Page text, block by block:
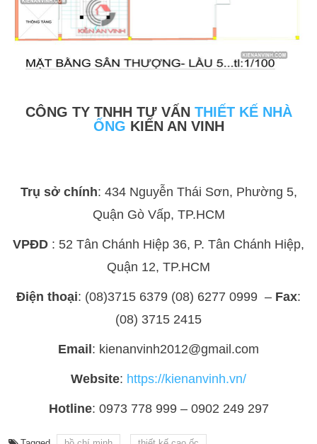
CÔNG TY TNHH TƯ VẤN THIẾT KẾ NHÀ
ỐNG KIẾN AN VINH
Trụ sở chính: 434 Nguyễn Thái Sơn, Phường 5,
Quận Gò Vấp, TP.HCM
VPĐD : 52 Tân Chánh Hiệp 36, P. Tân Chánh Hiệp,
Quận 12, TP.HCM
Điện thoại: (08)3715 6379 (08) 6277 0999 – Fax:
(08) 3715 2415
Email: kienanvinh2012@gmail.com
Website: https://kienanvinh.vn/
Hotline: 0973 778 999 – 0902 249 297